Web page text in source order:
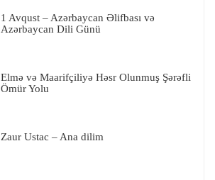
1 Avqust – Azərbaycan Əlifbası və
Azərbaycan Dili Günü
Elmə və Maarifçiliyə Həsr Olunmuş Şərəfli
Ömür Yolu
Zaur Ustac – Ana dilim